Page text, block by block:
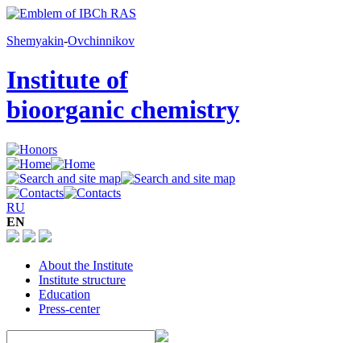
Shemyakin-Ovchinnikov
Institute of
bioorganic chemistry
RU
EN
About the Institute
Institute structure
Education
Press-center